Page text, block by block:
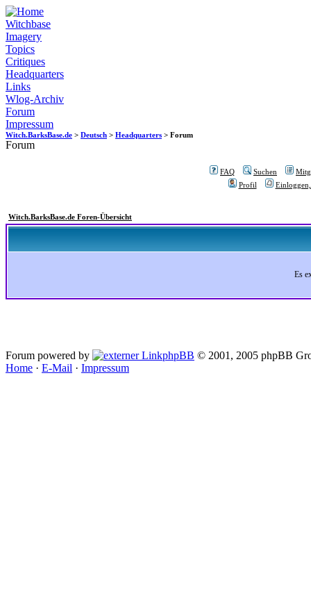
Witchbase
Imagery
Topics
Critiques
Headquarters
Links
Wlog-Archiv
Forum
Impressum
Witch.BarksBase.de > Deutsch > Headquarters > Forum
Forum
FAQ Suchen
Profil
Witch.BarksBase.de Foren-Übersicht
Es
Forum powered by phpBB © 2001, 2005 phpBB
Home · E-Mail · Impressum